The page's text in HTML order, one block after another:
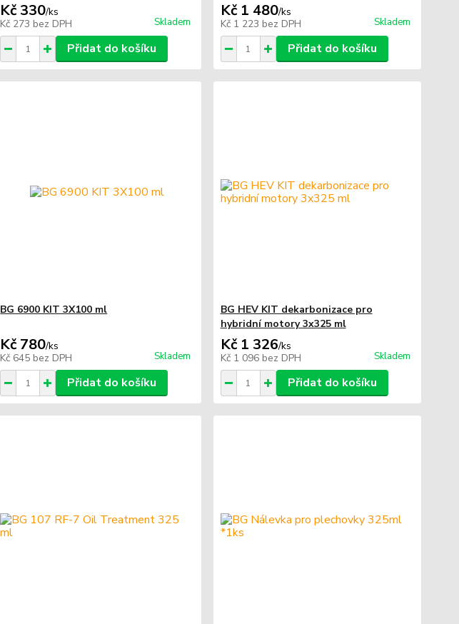
Kč 330/ks
Kč 273 bez DPH Skladem
Přidat do košíku
Kč 1 480/ks
Kč 1 223 bez DPH Skladem
Přidat do košíku
BG 6900 KIT 3X100 ml
Kč 780/ks
Kč 645 bez DPH Skladem
Přidat do košíku
BG HEV KIT dekarbonizace pro
hybridní motory 3x325 ml
Kč 1 326/ks
Kč 1 096 bez DPH Skladem
Přidat do košíku